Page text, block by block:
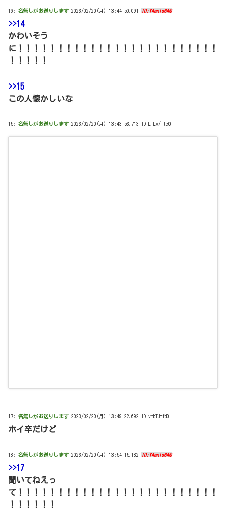
16: 名無しがお送りします 2023/02/20(月) 13:44:50.091 ID:Y4anls640
>>14
かわいそう
に！！！！！！！！！！！！！！！！！！！！！！！！！
！！！！！
>>15
この人懐かしいな
15: 名無しがお送りします 2023/02/20(月) 13:43:53.713 ID:LfLv/ite0
17: 名無しがお送りします 2023/02/20(月) 13:49:22.692 ID:vmbTUtfd0
ホイ卒だけど
18: 名無しがお送りします 2023/02/20(月) 13:54:15.182 ID:Y4anls640
>>17
聞いてねえっ
て！！！！！！！！！！！！！！！！！！！！！！！！！
！！！！！！